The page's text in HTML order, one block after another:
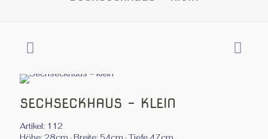
SECHSECKHAUS - KLEIN
Artikel: 112